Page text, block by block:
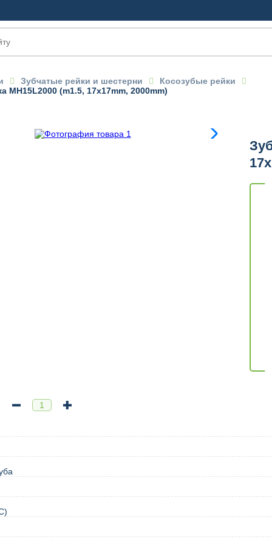
Зубчатые рейки и шестерни
Косозубые рейки
MH15L2000 (m1.5, 17x17mm, 2000mm)